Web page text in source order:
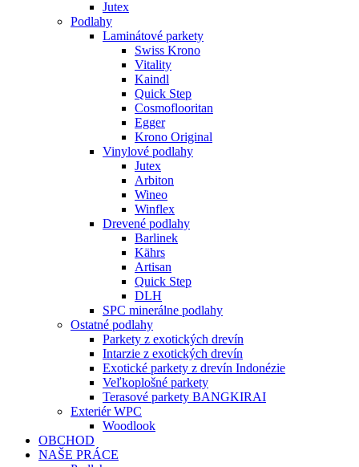
Jutex
Podlahy
Laminátové parkety
Swiss Krono
Vitality
Kaindl
Quick Step
Cosmoflooritan
Egger
Krono Original
Vinylové podlahy
Jutex
Arbiton
Wineo
Winflex
Drevené podlahy
Barlinek
Kährs
Artisan
Quick Step
DLH
SPC minerálne podlahy
Ostatné podlahy
Parkety z exotických drevín
Intarzie z exotických drevín
Exotické parkety z drevín Indonézie
Veľkoplošné parkety
Terasové parkety BANGKIRAI
Exteriér WPC
Woodlook
OBCHOD
NAŠE PRÁCE